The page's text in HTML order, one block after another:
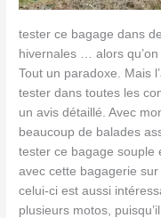
tester ce bagage dans
hivernales … alors
Tout un paradoxe. Mais
tester dans toutes les
un avis détaillé. Avec
beaucoup de balades
tester ce bagage souple
avec cette bagagerie
celui-ci est aussi
plusieurs motos,